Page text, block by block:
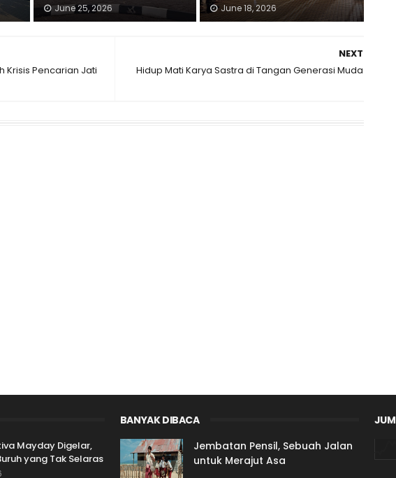
June 25, 2026 June 18, 2026
NEXT
Hidup Mati Karya Sastra di Tangan Generasi Muda
Krisis Pencarian Jati
Mayday Digelar,
yang Tak Selaras
BANYAK DIBACA
Jembatan Pensil, Sebuah Jalan
untuk Merajut Asa